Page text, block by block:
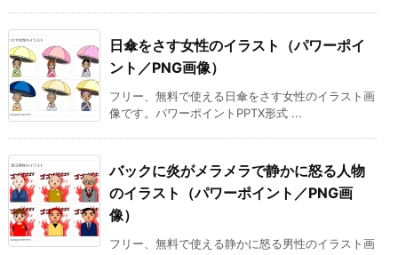
日傘をさす女性のイラスト（パワーポイ
ント／PNG画像）
フリー、無料で使える日傘をさす女性のイラスト画
像です。パワーポイントPPTX形式 ...
バックに炎がメラメラで静かに怒る人物
のイラスト（パワーポイント／PNG画
像）
フリー、無料で使える静かに怒る男性のイラスト画